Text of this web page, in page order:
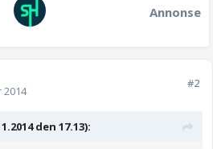
Annonse
2014
#2
den 17.13):